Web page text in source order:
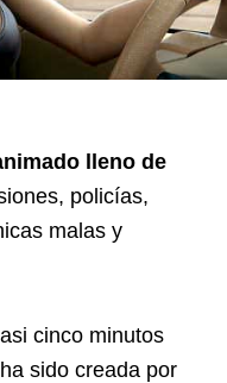
lleno de
policías,
malas y
cinco minutos
sido creada por